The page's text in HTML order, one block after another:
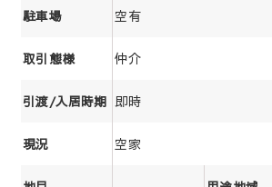
駐車場 空有
取引態様 仲介
引渡/入居時期 即時
現況 空家